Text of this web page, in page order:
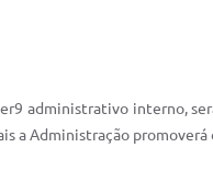
administrativo interno,
a Administração